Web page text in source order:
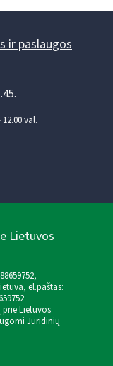
ir paslaugos
val.
Lietuvos
el.paštas:
Lietuvos
Juridinių